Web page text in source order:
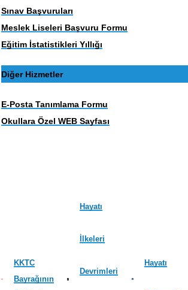
Sınav Başvuruları
Meslek Liseleri Başvuru Formu
Eğitim İstatistikleri Yıllığı
Diğer Hizmetler
E-Posta Tanımlama Formu
Okullara Özel WEB Sayfası
KKTC
Bayrağının
Hayatı
İlkeleri
Devrimleri
Hayatı